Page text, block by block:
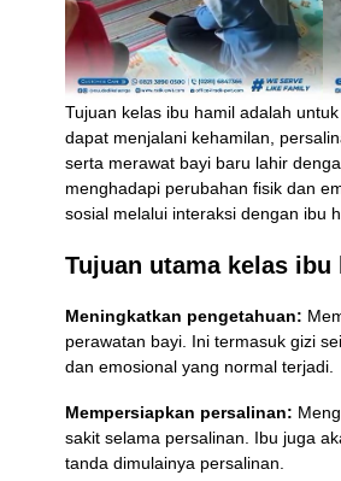
Tujuan kelas ibu hamil adalah
dapat menjalani kehamilan,
serta merawat bayi baru lahir
menghadapi perubahan fisik dan
sosial melalui interaksi dengan ibu
Tujuan utama kelas ibu
Meningkatkan pengetahuan:
perawatan bayi. Ini termasuk gizi
dan emosional yang normal terjadi.
Mempersiapkan persalinan:
sakit selama persalinan. Ibu juga
tanda dimulainya persalinan.